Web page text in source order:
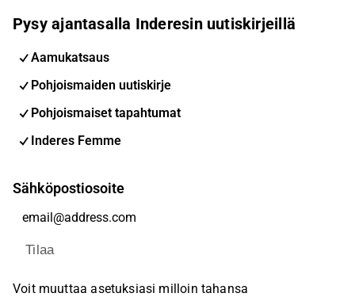
Pysy ajantasalla Inderesin uutiskirjeillä
Aamukatsaus
Pohjoismaiden uutiskirje
Pohjoismaiset tapahtumat
Inderes Femme
Sähköpostiosoite
Tilaa
Voit muuttaa asetuksiasi milloin tahansa